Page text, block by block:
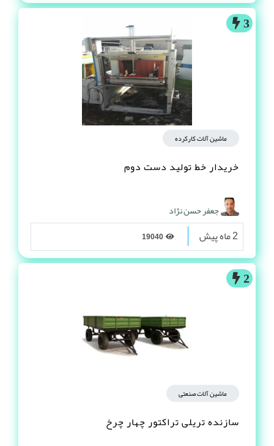
3
ماشین آلات کارکرده
خریدار خط تولید دست دوم
جعفر حسن نژاد
2 ماه پیش
2
ماشین آلات صنعتی
سازنده تریلی تراکتور چهار چرخ